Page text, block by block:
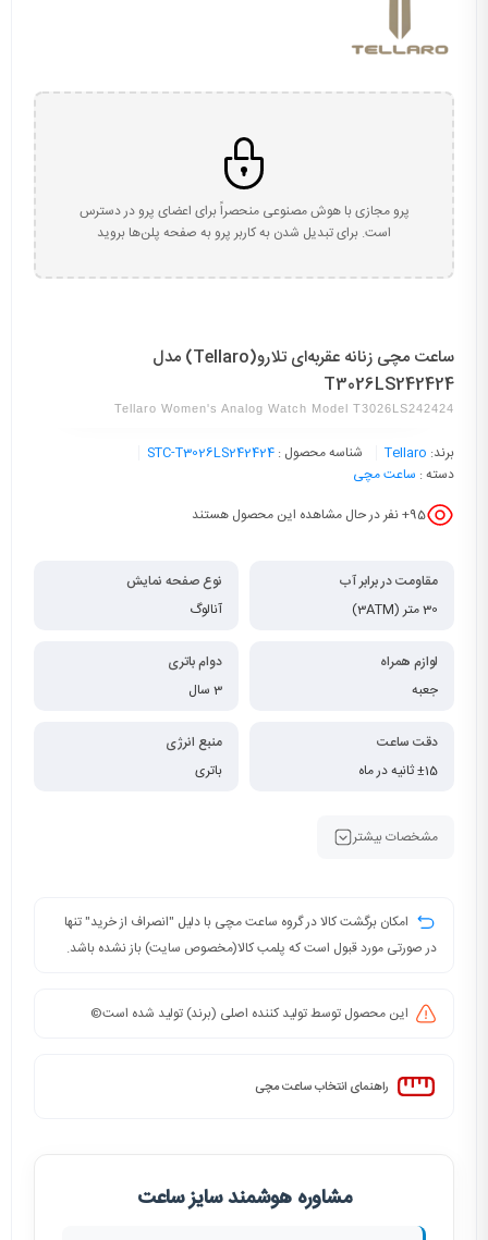
پرو مجازی با هوش مصنوعی منحصراً برای اعضای پرو در دسترس
است. برای تبدیل شدن به کاربر پرو به صفحه پلن‌ها بروید
ساعت مچی زنانه عقربه‌ای تلارو(Tellaro) مدل
T3026LS242424
Tellaro Women's Analog Watch Model T3026LS242424
برند: Tellaro شناسه محصول : STC-T3026LS242424
دسته : ساعت مچی
95+ نفر در حال مشاهده این محصول هستند
مقاومت در برابر آب
30 متر (3ATM)
نوع صفحه نمایش
آنالوگ
لوازم همراه
جعبه
دوام باتری
3 سال
دقت ساعت
±15 ثانیه در ماه
منبع انرژی
باتری
مشخصات بیشتر
امکان برگشت کالا در گروه ساعت مچی با دلیل "انصراف از خرید" تنها
در صورتی مورد قبول است که پلمب کالا(مخصوص سایت) باز نشده باشد.
این محصول توسط تولید کننده اصلی (برند) تولید شده است©️
راهنمای انتخاب ساعت مچی
مشاوره هوشمند سایز ساعت